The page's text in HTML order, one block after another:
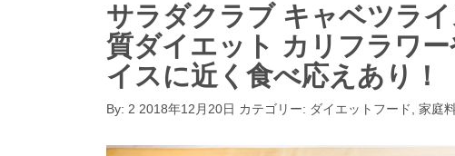
サラダクラブ キャベツラ
質ダイエット カリフラワ
イスに近く食べ応えあり！
By: 2 2018年12月20日 カテゴリー: ダイエットフード 家庭